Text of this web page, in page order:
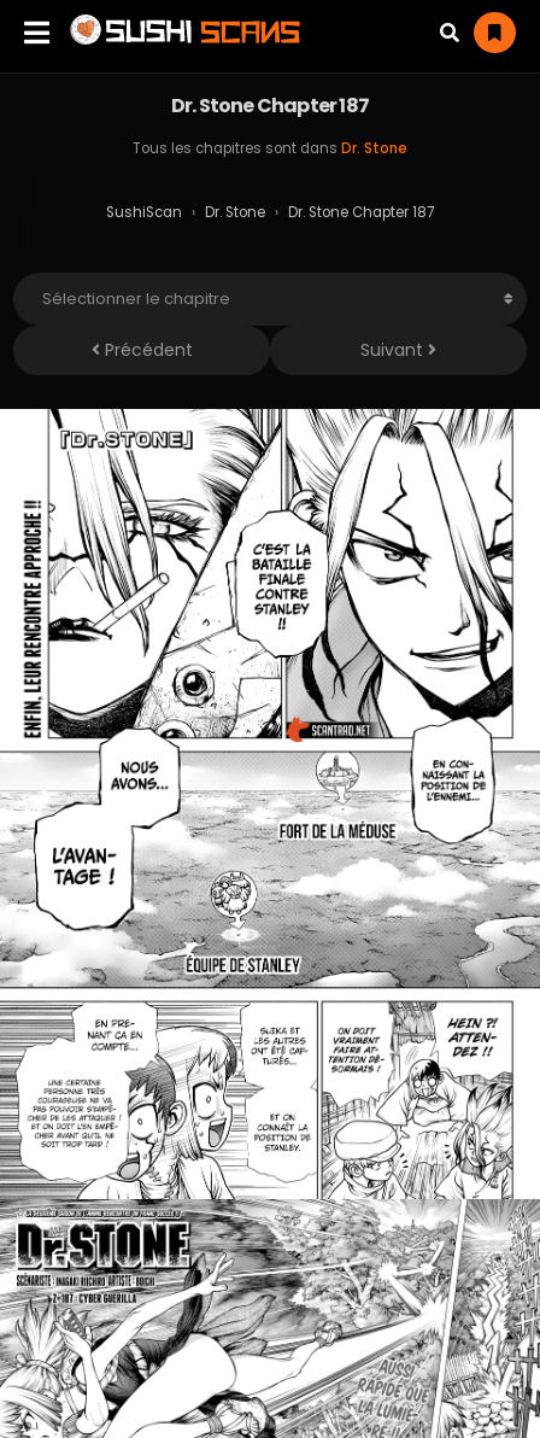
Dr. Stone Chapter 187
Tous les chapitres sont dans Dr. Stone
SushiScan › Dr. Stone › Dr. Stone Chapter 187
Précédent Suivant